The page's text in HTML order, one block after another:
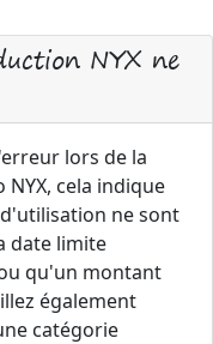
NYX ne
lors de la
cela indique
ne sont
date limite
qu'un montant
également
catégorie